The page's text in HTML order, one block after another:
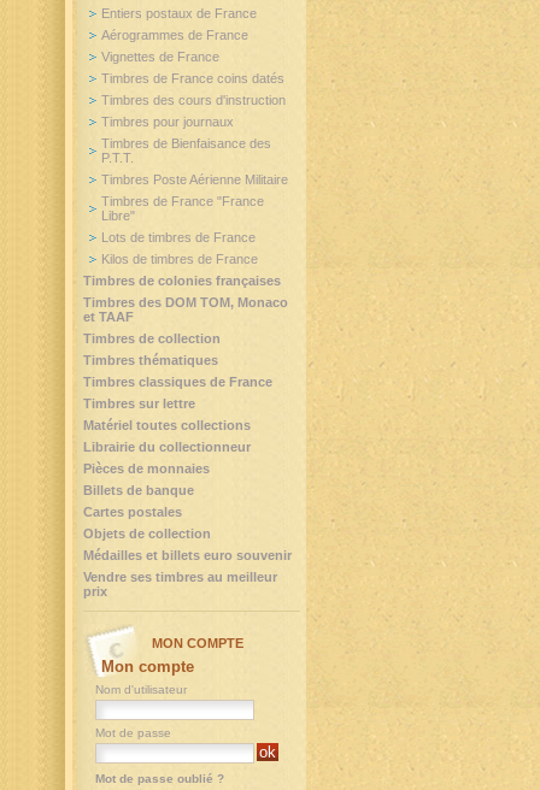
Entiers postaux de France
Aérogrammes de France
Vignettes de France
Timbres de France coins datés
Timbres des cours d'instruction
Timbres pour journaux
Timbres de Bienfaisance des
P.T.T.
Timbres Poste Aérienne Militaire
Timbres de France "France
Libre"
Lots de timbres de France
Kilos de timbres de France
Timbres de colonies françaises
Timbres des DOM TOM, Monaco
et TAAF
Timbres de collection
Timbres thématiques
Timbres classiques de France
Timbres sur lettre
Matériel toutes collections
Librairie du collectionneur
Pièces de monnaies
Billets de banque
Cartes postales
Objets de collection
Médailles et billets euro souvenir
Vendre ses timbres au meilleur
prix
MON COMPTE
Mon compte
Nom d'utilisateur
Mot de passe
Mot de passe oublié ?